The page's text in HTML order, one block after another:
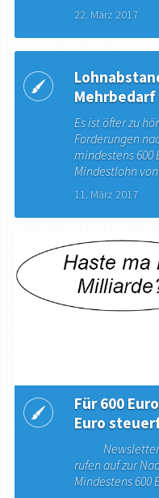
22. März 2017
Es ist öfter zu
Forderungen
mindestens 600
Mindestlohn
11. März 2017
Für 600
Euro
Newsletter
rufen auf zur
Mindestens 600